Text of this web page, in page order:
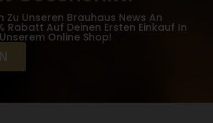
Zu Unseren Brauhaus News An
Rabatt Auf Deinen Ersten Einkauf In
Unserem Online Shop!